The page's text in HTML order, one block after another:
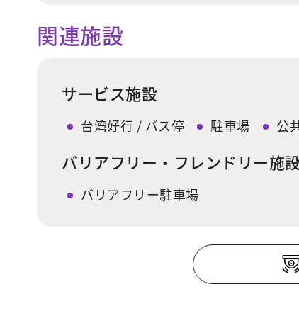
関連施設
サービス施設
台湾好行 / バス停 駐車場 公
バリアフリー・フレンドリー施
バリアフリー駐車場